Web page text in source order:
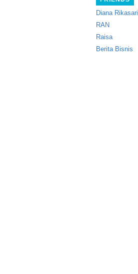
Diana Rikasari
RAN
Raisa
Berita Bisnis